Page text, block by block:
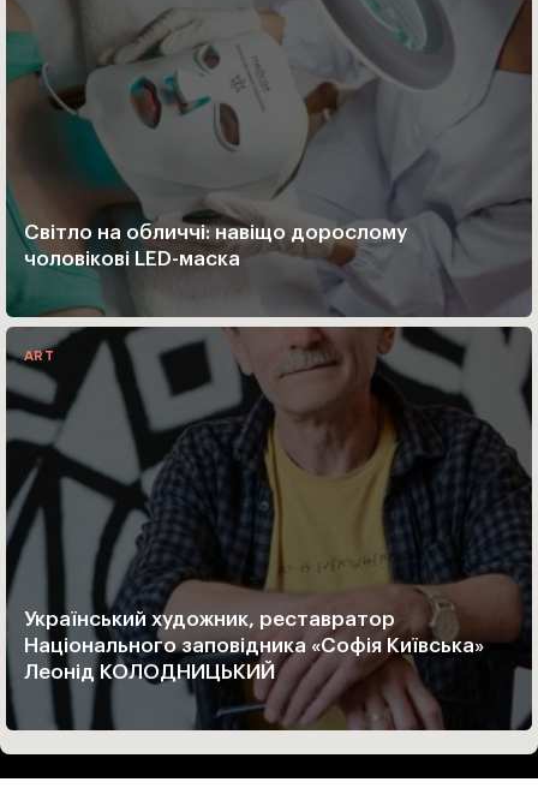
Світло на обличчі: навіщо дорослому
чоловікові LED-маска
ART
Український художник, реставратор
Національного заповідника «Софія Київська»
Леонід КОЛОДНИЦЬКИЙ